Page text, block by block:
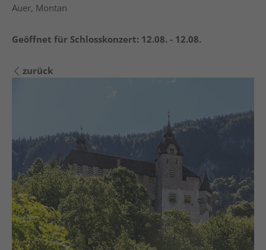
Auer, Montan
Geöffnet für Schlosskonzert: 12.08. - 12.08.
zurück